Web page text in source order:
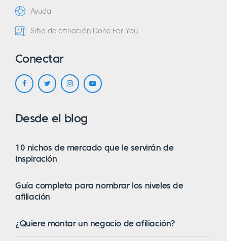
Ayuda
Sitio de afiliación Done For You
Conectar
Desde el blog
10 nichos de mercado que le servirán de
inspiración
Guía completa para nombrar los niveles de
afiliación
¿Quiere montar un negocio de afiliación?